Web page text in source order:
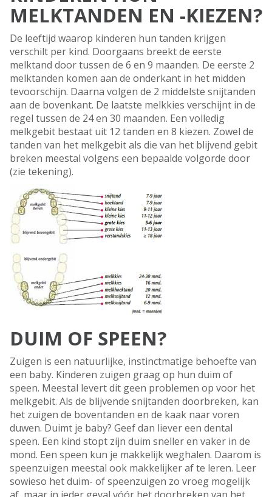
MELKTANDEN EN -KIEZEN?
De leeftijd waarop kinderen hun tanden krijgen
verschilt per kind. Doorgaans breekt de eerste
melktand door tussen de 6 en 9 maanden. De eerste 2
melktanden komen aan de onderkant in het midden
tevoorschijn. Daarna volgen de 2 middelste snijtanden
aan de bovenkant. De laatste melkkies verschijnt in de
regel tussen de 24 en 30 maanden. Een volledig
melkgebit bestaat uit 12 tanden en 8 kiezen. Zowel de
tanden van het melkgebit als die van het blijvend gebit
breken meestal volgens een bepaalde volgorde door
(zie tekening).
DUIM OF SPEEN?
Zuigen is een natuurlijke, instinctmatige behoefte van
een baby. Kinderen zuigen graag op hun duim of
speen. Meestal levert dit geen problemen op voor het
melkgebit. Als de blijvende snijtanden doorbreken, kan
het zuigen de boventanden en de kaak naar voren
duwen. Duimt je baby? Geef dan liever een dental
speen. Een kind stopt zijn duim sneller en vaker in de
mond. Een speen kun je makkelijk weghalen. Daarom is
speenzuigen meestal ook makkelijker af te leren. Leer
sowieso het duim- of speenzuigen zo vroeg mogelijk